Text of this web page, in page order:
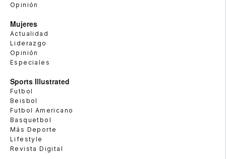
Opinión
Mujeres
Actualidad
Liderazgo
Opinión
Especiales
Sports Illustrated
Futbol
Beisbol
Futbol Americano
Basquetbol
Más Deporte
Lifestyle
Revista Digital